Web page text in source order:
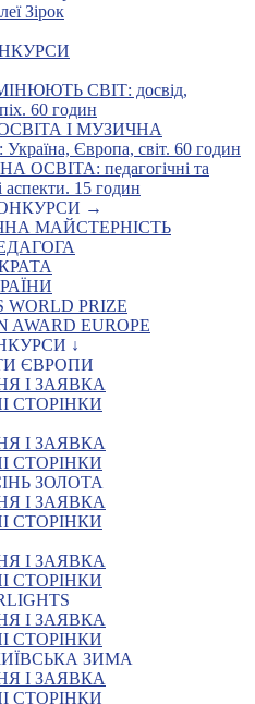
Зірок
СВІТ: досвід,
60 годин
І МУЗИЧНА
Європа, світ. 60 годин
ОСВІТА: педагогічні та
аспекти. 15 годин
→
МАЙСТЕРНІСТЬ
WORLD PRIZE
AWARD EUROPE
↓
ЄВРОПИ
І ЗАЯВКА
СТОРІНКИ
І ЗАЯВКА
СТОРІНКИ
ЗОЛОТА
І ЗАЯВКА
СТОРІНКИ
І ЗАЯВКА
СТОРІНКИ
І ЗАЯВКА
СТОРІНКИ
ЗИМА
І ЗАЯВКА
СТОРІНКИ